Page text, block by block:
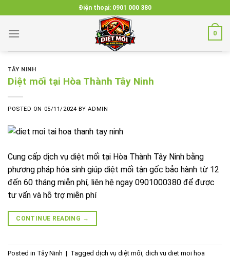
to
content
Điện thoại: 0901 000 380
0
TÂY NINH
Diệt mối tại Hòa Thành Tây Ninh
POSTED ON 05/11/2024 BYADMIN
Cung cấp dịch vụ diệt mối tại Hòa Thành Tây Ninh bằng
phương pháp hóa sinh giúp diệt mối tận gốc bảo hành từ 12
đến 60 tháng miễn phí, liên hệ ngay 0901000380 để được
tư vấn và hỗ trợ miễn phí
CONTINUE READING →
Posted in Tây Ninh | Tagged dịch vụ diệt mối, dich vu diet moi hoa